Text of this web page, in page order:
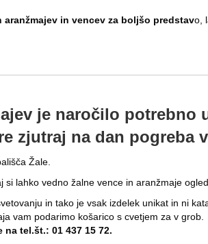
in vencev za boljšo predstavo,
je naročilo potrebno
zjutraj na dan pogreba
Žale.
lahko vedno žalne vence in aranžmaje
in tako je vsak izdelek unikat in ni
vam podarimo košarico s cvetjem za v grob.
tel.št.: 01 437 15 72.